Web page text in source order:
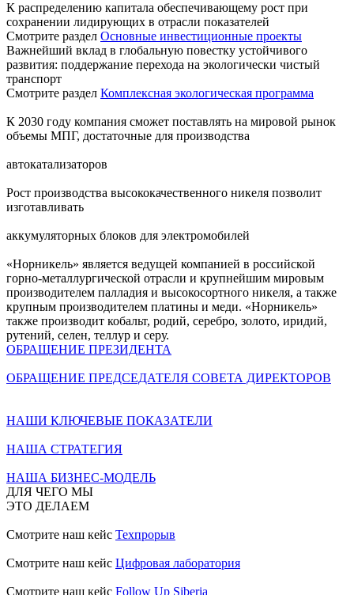
К распределению капитала обеспечивающему рост при
сохранении лидирующих в отрасли показателей
Смотрите раздел Основные инвестиционные проекты
Важнейший вклад в глобальную повестку устойчивого
развития: поддержание перехода на экологически чистый
транспорт
Смотрите раздел Комплексная экологическая программа
К 2030 году компания сможет поставлять на мировой рынок
объемы МПГ, достаточные для производства
автокатализаторов
Рост производства высококачественного никеля позволит
изготавливать
аккумуляторных блоков для электромобилей
«Норникель» является ведущей компанией в российской
горно-металлургической отрасли и крупнейшим мировым
производителем палладия и высокосортного никеля, а также
крупным производителем платины и меди. «Норникель»
также производит кобальт, родий, серебро, золото, иридий,
рутений, селен, теллур и серу.
ОБРАЩЕНИЕ ПРЕЗИДЕНТА
ОБРАЩЕНИЕ ПРЕДСЕДАТЕЛЯ СОВЕТА ДИРЕКТОРОВ
НАШИ КЛЮЧЕВЫЕ ПОКАЗАТЕЛИ
НАША СТРАТЕГИЯ
НАША БИЗНЕС-МОДЕЛЬ
ДЛЯ ЧЕГО МЫ
ЭТО ДЕЛАЕМ
Смотрите наш кейс Техпрорыв
Смотрите наш кейс Цифровая лаборатория
Смотрите наш кейс Follow Up Siberia